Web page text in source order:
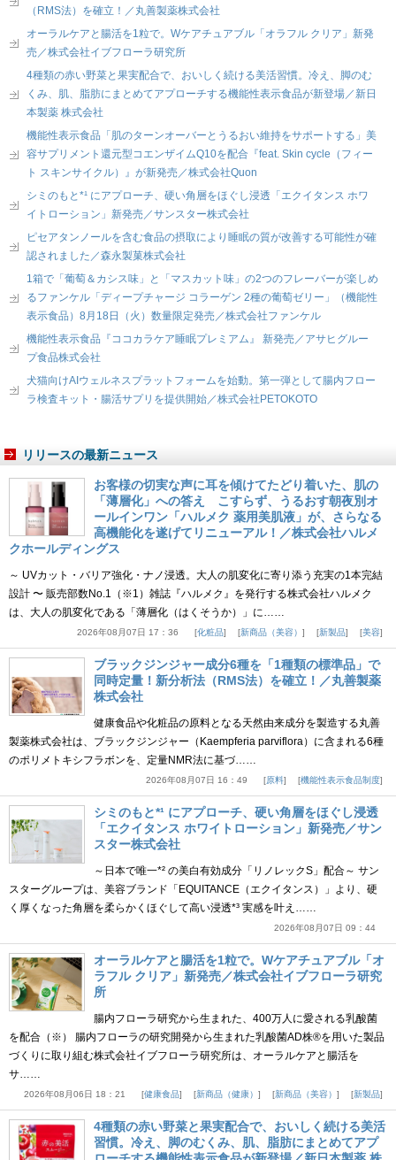
（RMS法）を確立！／丸善製薬株式会社
オーラルケアと腸活を1粒で。Wケアチュアブル「オラフル クリア」新発
売／株式会社イブフローラ研究所
4種類の赤い野菜と果実配合で、おいしく続ける美活習慣。冷え、脚のむ
くみ、肌、脂肪にまとめてアプローチする機能性表示食品が新登場／新日
本製薬 株式会社
機能性表示食品「肌のターンオーバーとうるおい維持をサポートする」美
容サプリメント還元型コエンザイムQ10を配合『feat. Skin cycle（フィー
ト スキンサイクル）』が新発売／株式会社Quon
シミのもと*¹ にアプローチ、硬い角層をほぐし浸透「エクイタンス ホワ
イトローション」新発売／サンスター株式会社
ピセアタンノールを含む食品の摂取により睡眠の質が改善する可能性が確
認されました／森永製菓株式会社
1箱で「葡萄＆カシス味」と「マスカット味」の2つのフレーバーが楽しめ
るファンケル「ディープチャージ コラーゲン 2種の葡萄ゼリー」（機能性
表示食品）8月18日（火）数量限定発売／株式会社ファンケル
機能性表示食品『ココカラケア睡眠プレミアム』 新発売／アサヒグルー
プ食品株式会社
犬猫向けAIウェルネスプラットフォームを始動。第一弾として腸内フロー
ラ検査キット・腸活サプリを提供開始／株式会社PETOKOTO
リリースの最新ニュース
お客様の切実な声に耳を傾けてたどり着いた、肌の
「薄層化」への答え こすらず、うるおす朝夜別オ
ールインワン「ハルメク 薬用美肌液」が、さらなる
高機能化を遂げてリニューアル！／株式会社ハルメ
クホールディングス
～ UVカット・バリア強化・ナノ浸透。大人の肌変化に寄り添う充実の1本完結
設計 〜 販売部数No.1（※1）雑誌『ハルメク』を発行する株式会社ハルメク
は、大人の肌変化である「薄層化（はくそうか）」に……
2026年08月07日 17：36 化粧品 新商品（美容） 新製品 美容
ブラックジンジャー成分6種を「1種類の標準品」で
同時定量！新分析法（RMS法）を確立！／丸善製薬
株式会社
健康食品や化粧品の原料となる天然由来成分を製造する丸善
製薬株式会社は、ブラックジンジャー（Kaempferia parviflora）に含まれる6種
のポリメトキシフラボンを、定量NMR法に基づ……
2026年08月07日 16：49 原料 機能性表示食品制度
シミのもと*¹ にアプローチ、硬い角層をほぐし浸透
「エクイタンス ホワイトローション」新発売／サン
スター株式会社
～日本で唯一*² の美白有効成分「リノレックS」配合～ サン
スターグループは、美容ブランド「EQUITANCE（エクイタンス）」より、硬
く厚くなった角層を柔らかくほぐして高い浸透*³ 実感を叶え……
2026年08月07日 09：44
オーラルケアと腸活を1粒で。Wケアチュアブル「オ
ラフル クリア」新発売／株式会社イブフローラ研究
所
腸内フローラ研究から生まれた、400万人に愛される乳酸菌
を配合（※） 腸内フローラの研究開発から生まれた乳酸菌AD株®を用いた製品
づくりに取り組む株式会社イブフローラ研究所は、オーラルケアと腸活を
サ……
2026年08月06日 18：21 健康食品 新商品（健康） 新商品（美容） 新製品
4種類の赤い野菜と果実配合で、おいしく続ける美活
習慣。冷え、脚のむくみ、肌、脂肪にまとめてアプ